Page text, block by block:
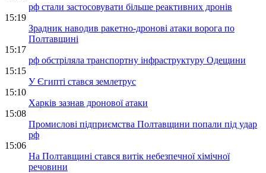
рф стали застосовувати більше реактивних дронів
15:19
Зрадник наводив ракетно-дронові атаки ворога по
Полтавщині
15:17
рф обстріляла транспортну інфраструктуру Одещини
15:15
У Єгипті стався землетрус
15:10
Харків зазнав дронової атаки
15:08
Промислові підприємства Полтавщини попали під удар
рф
15:06
На Полтавщині стався витік небезпечної хімічної
речовини